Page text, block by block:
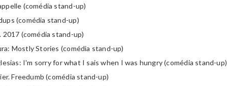
(comédia stand-up)
(comédia stand-up)
2017 (comédia stand-up)
Mostly Stories (comédia stand-up)
I'm sorry for what I sais when I was hungry (comédia stand-up)
Freedumb (comédia stand-up)